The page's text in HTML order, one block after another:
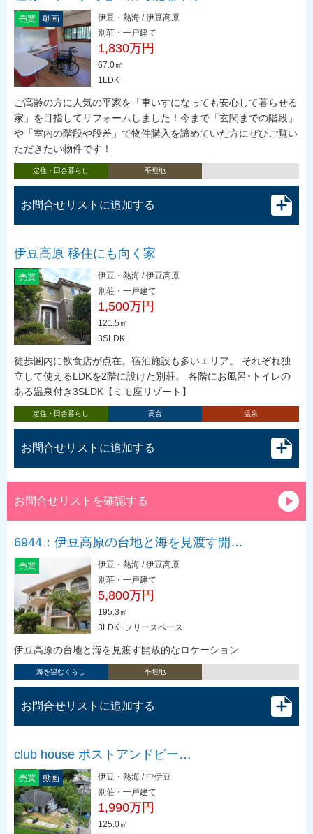
売買 動画
伊豆・熱海 / 伊豆高原
別荘・一戸建て
1,830万円
67.0㎡
1LDK
ご高齢の方に人気の平家を「車いすになっても安心して暮らせる
家」を目指してリフォームしました！今まで「玄関までの階段」
や「室内の階段や段差」で物件購入を諦めていた方にぜひご覧い
ただきたい物件です！
定住・田舎暮らし 平坦地
お問合せリストに追加する
伊豆高原 移住にも向く家
売買
伊豆・熱海 / 伊豆高原
別荘・一戸建て
1,500万円
121.5㎡
3SLDK
徒歩圏内に飲食店が点在。宿泊施設も多いエリア。 それぞれ独
立して使えるLDKを2階に設けた別荘。 各階にお風呂･トイレの
ある温泉付き3SLDK【ミモ座リゾート】
定住・田舎暮らし 高台 温泉
お問合せリストに追加する
お問合せリストを確認する
6944：伊豆高原の台地と海を見渡す開…
売買
伊豆・熱海 / 伊豆高原
別荘・一戸建て
5,800万円
195.3㎡
3LDK+フリースペース
伊豆高原の台地と海を見渡す開放的なロケーション
海を望むくらし 平坦地
お問合せリストに追加する
club house ポストアンドビー…
売買 動画
伊豆・熱海 / 中伊豆
別荘・一戸建て
1,990万円
125.0㎡